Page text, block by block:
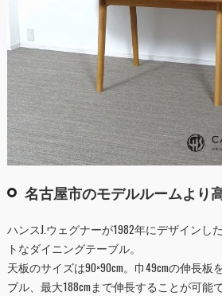
名古屋市のモデルルームより
ハンスJ.ウェグナーが1982年にデザインし
トなダイニングテーブル。
天板のサイズは90×90cm。巾49cmの伸長
ブル、最大188cmまで伸長することが可能で